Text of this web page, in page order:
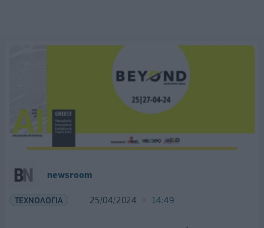
newsroom
ΤΕΧΝΟΛΟΓΙΑ 25/04/2024 14:49